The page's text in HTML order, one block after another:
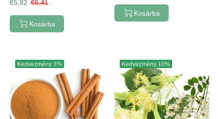
€5,82 €6,41
Kosárba
Kosárba
Kedvezmény 3% Kedvezmény 10%